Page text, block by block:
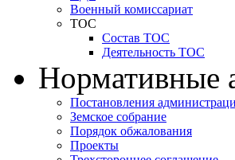
Военный комиссариат
ТОС
Состав ТОС
Деятельность ТОС
Нормативные
Постановления
Земское собрание
Порядок обжалования
Проекты